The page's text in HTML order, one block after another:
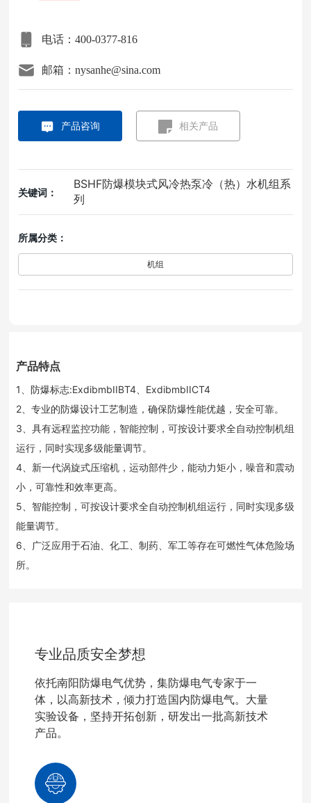
产品特点
1、防爆标志:ExdibmbIIBT4、ExdibmbIICT4
2、专业的防爆设计工艺制造，确保防爆性能优越，安全可靠。
3、具有远程监控功能，智能控制，可按设计要求全自动控制机组
运行，同时实现多级能量调节。
4、新一代涡旋式压缩机，运动部件少，能动力矩小，噪音和震动
小，可靠性和效率更高。
5、智能控制，可按设计要求全自动控制机组运行，同时实现多级
能量调节。
6、广泛应用于石油、化工、制药、军工等存在可燃性气体危险场
所。
专业品质安全梦想
依托南阳防爆电气优势，集防爆电气专家于一
体，以高新技术，倾力打造国内防爆电气。大量
实验设备，坚持开拓创新，研发出一批高新技术
产品。
电话：400-0377-816
邮箱：nysanhe@sina.com
产品咨询 相关产品
关键词：
BSHF防爆模块式风冷热泵冷（热）水机组系
列
所属分类：
机组